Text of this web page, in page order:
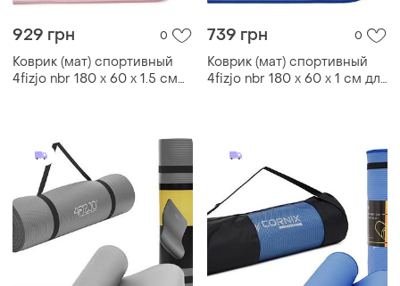
929 грн 0
Коврик (мат) спортивный
4fizjo nbr 180 x 60 x 1.5 см
739 грн 0
Коврик (мат) спортивный
4fizjo nbr 180 x 60 x 1 см для